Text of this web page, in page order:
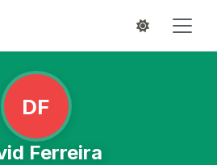
DF
Ferreira